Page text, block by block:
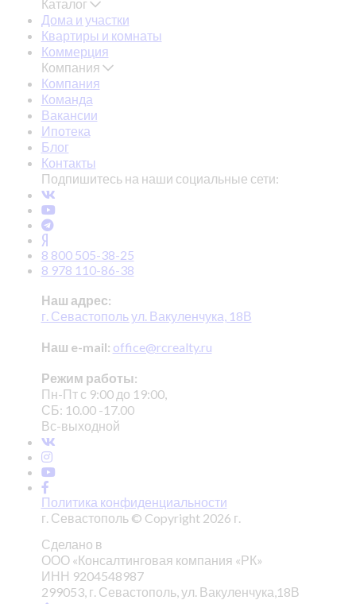
Каталог
Дома и участки
Квартиры и комнаты
Коммерция
Компания
Компания
Команда
Вакансии
Ипотека
Блог
Контакты
Подпишитесь на наши социальные сети:
8 800 505-38-25
8 978 110-86-38
Наш адрес:
г. Севастополь ул. Вакуленчука, 18В
Наш e-mail: office@rcrealty.ru
Режим работы:
Пн-Пт с 9:00 до 19:00,
СБ: 10.00 -17.00
Вс-выходной
Политика конфиденциальности
г. Севастополь © Copyright 2026 г.
Сделано в
ООО «Консалтинговая компания «РК»
ИНН 9204548987
299053, г. Севастополь, ул. Вакуленчука,18В